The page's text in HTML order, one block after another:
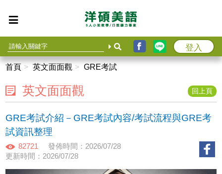
登入
首頁 英文面面觀 GRE考試
英文面面觀 回上頁
GRE考試介紹－GRE考試內容/考試流程與GRE考
試資訊整理
82721
發佈時間：2026/07/28
更新時間：2026/07/28